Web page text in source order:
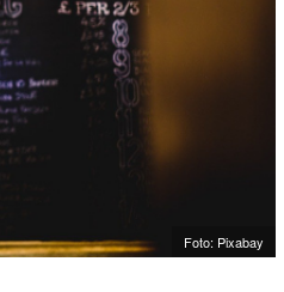
Foto: Pixabay